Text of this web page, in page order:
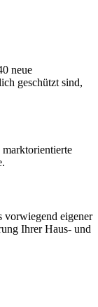
neue
geschützt sind,
vorwiegend eigener
Ihrer Haus- und